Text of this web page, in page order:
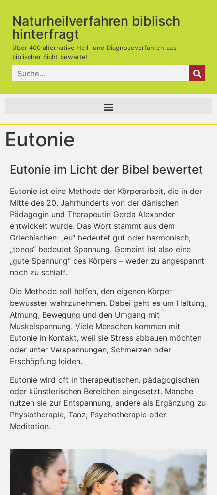
Naturheilverfahren biblisch
hinterfragt
Über 400 alternative Heil- und Diagnoseverfahren aus
biblischer Sicht bewertet
Eutonie
Eutonie im Licht der Bibel bewertet
Eutonie ist eine Methode der Körperarbeit, die in der
Mitte des 20. Jahrhunderts von der dänischen
Pädagogin und Therapeutin Gerda Alexander
entwickelt wurde. Das Wort stammt aus dem
Griechischen: „eu“ bedeutet gut oder harmonisch,
„tonos“ bedeutet Spannung. Gemeint ist also eine
„gute Spannung“ des Körpers – weder zu angespannt
noch zu schlaff.
Die Methode soll helfen, den eigenen Körper
bewusster wahrzunehmen. Dabei geht es um Haltung,
Atmung, Bewegung und den Umgang mit
Muskelspannung. Viele Menschen kommen mit
Eutonie in Kontakt, weil sie Stress abbauen möchten
oder unter Verspannungen, Schmerzen oder
Erschöpfung leiden.
Eutonie wird oft in therapeutischen, pädagogischen
oder künstlerischen Bereichen eingesetzt. Manche
nutzen sie zur Entspannung, andere als Ergänzung zu
Physiotherapie, Tanz, Psychotherapie oder
Meditation.